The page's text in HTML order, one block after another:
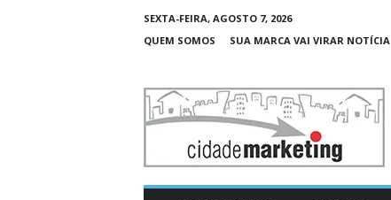
SEXTA-FEIRA, AGOSTO 7, 2026
QUEM SOMOS
SUA MARCA VAI VIRAR NOTÍCIA
C
d